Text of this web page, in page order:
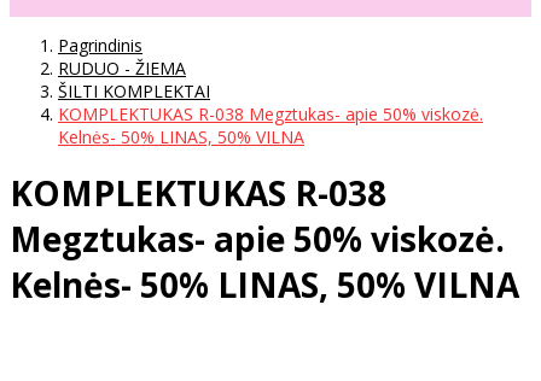
Pagrindinis
RUDUO - ŽIEMA
ŠILTI KOMPLEKTAI
KOMPLEKTUKAS R-038 Megztukas- apie 50% viskozė.
Kelnės- 50% LINAS, 50% VILNA
KOMPLEKTUKAS R-038
Megztukas- apie 50% viskozė.
Kelnės- 50% LINAS, 50% VILNA